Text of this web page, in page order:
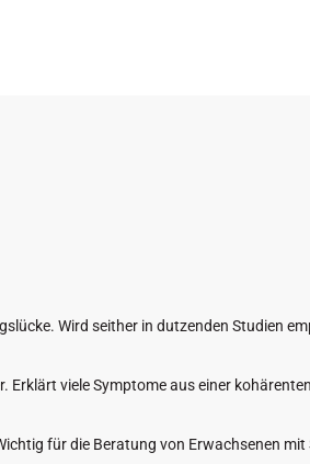
Wird seither in dutzenden Studien
viele Symptome aus einer
für die Beratung von Erwachsenen